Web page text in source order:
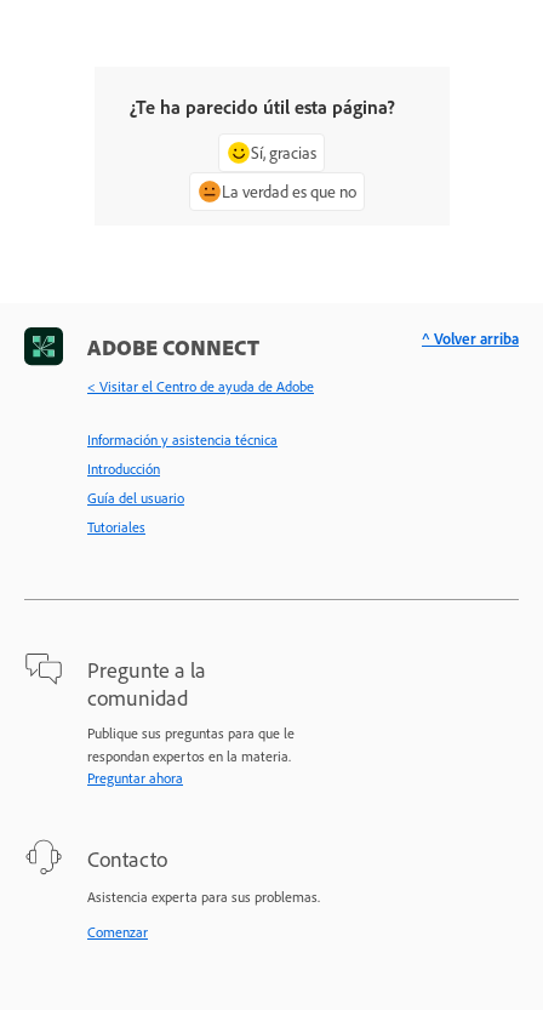
¿Te ha parecido útil esta página?
Sí, gracias
La verdad es que no
ADOBE CONNECT
< Visitar el Centro de ayuda de Adobe
Información y asistencia técnica
Introducción
Guía del usuario
Tutoriales
Pregunte a la
comunidad
Publique sus preguntas para que le
respondan expertos en la materia.
Preguntar ahora
Contacto
Asistencia experta para sus problemas.
Comenzar
^ Volver arriba